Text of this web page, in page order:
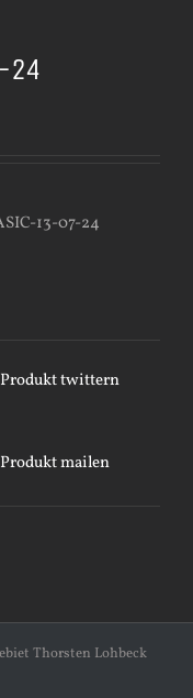
13-07-24
Produkt twittern
Produkt mailen
Thorsten Lohbeck